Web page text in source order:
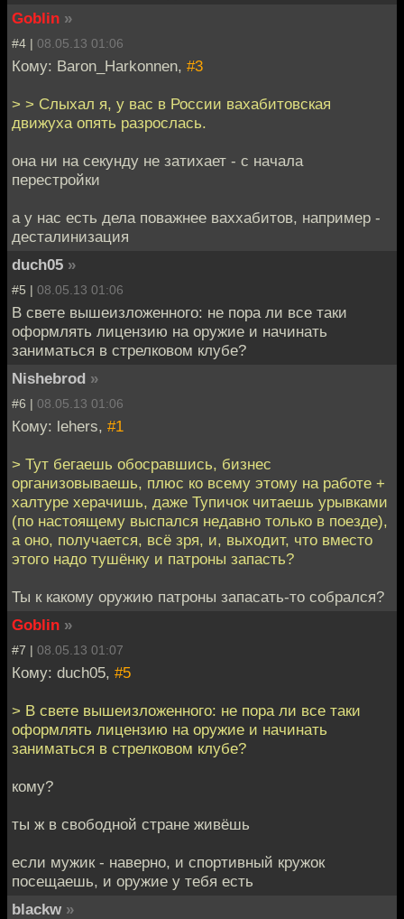
Goblin »
#4 | 08.05.13 01:06
Кому: Baron_Harkonnen, #3
> > Слыхал я, у вас в России вахабитовская
движуха опять разрослась.
она ни на секунду не затихает - с начала
перестройки
а у нас есть дела поважнее ваххабитов, например -
десталинизация
duch05 »
#5 | 08.05.13 01:06
В свете вышеизложенного: не пора ли все таки
оформлять лицензию на оружие и начинать
заниматься в стрелковом клубе?
Nishebrod »
#6 | 08.05.13 01:06
Кому: lehers, #1
> Тут бегаешь обосравшись, бизнес
организовываешь, плюс ко всему этому на работе +
халтуре херачишь, даже Тупичок читаешь урывками
(по настоящему выспался недавно только в поезде),
а оно, получается, всё зря, и, выходит, что вместо
этого надо тушёнку и патроны запасть?
Ты к какому оружию патроны запасать-то собрался?
Goblin »
#7 | 08.05.13 01:07
Кому: duch05, #5
> В свете вышеизложенного: не пора ли все таки
оформлять лицензию на оружие и начинать
заниматься в стрелковом клубе?
кому?
ты ж в свободной стране живёшь
если мужик - наверно, и спортивный кружок
посещаешь, и оружие у тебя есть
blackw »